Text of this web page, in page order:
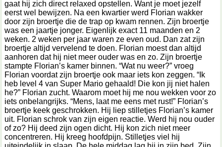
gaat hij zich direct relaxed opstellen. Want je moet jezelf
eerst wel bewijzen. Na een kwartier werd Florian wakker
door zijn broertje die de trap op kwam rennen. Zijn broertje
was een jaartje jonger. Eigenlijk exact 11 maanden en 2
weken. 2 weken per jaar waren ze even oud. Dan zat zijn
broertje altijd vervelend te doen. Florian moest dan altijd
aanhoren dat hij niet meer ouder was en zo. Zijn broertje
stampte Florian’s kamer binnen. “Wat nu weer?” vroeg
Florian voordat zijn broertje ook maar iets kon zeggen. “Ik
heb level 4 van Super Mario gehaald! Die kon jij niet halen
he?” Florian zucht. Waarom moet hij me nou wekken voor zo
iets onbelangrijks. “Mens, laat me eens met rust!” Florian’s
broertje keek geschrokken. Hij liep stilletjes Florian’s kamer
uit. Florian schrok van zijn eigen reactie. Werd hij nou ouder
of zo? Hij deed zijn ogen dicht. Hij kon zich niet meer
concentreren. Hij kreeg hoofdpijn. Stilletjes viel hij